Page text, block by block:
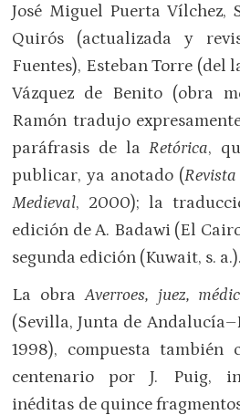
José Miguel Puerta Vílchez,
Quirós (actualizada y
Fuentes), Esteban Torre (del
Vázquez de Benito (obra
Ramón tradujo
paráfrasis de laRetórica,
publicar, ya anotado (
Medieval, 2000); la
edición de A. Badawi (El
segunda edición (Kuwait, s. a.).
La obraAverroes, juez,
(Sevilla, Junta de
1998), compuesta
centenario por J. Puig,
inéditas de quince